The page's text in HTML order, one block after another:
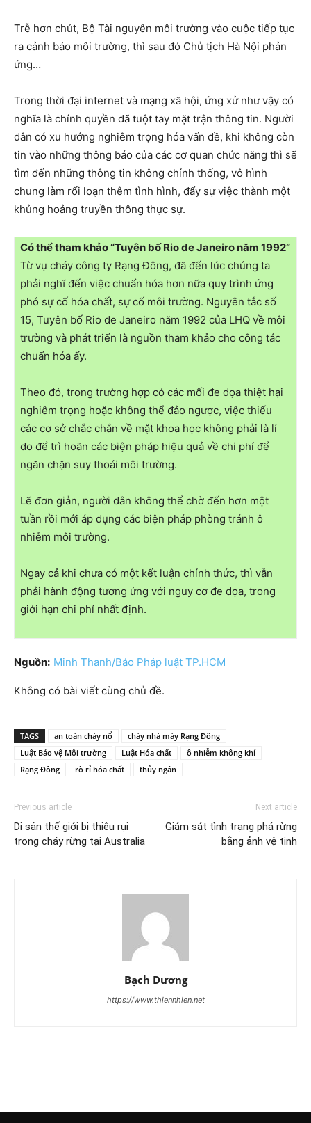
Trễ hơn chút, Bộ Tài nguyên môi trường vào cuộc tiếp tục
ra cảnh báo môi trường, thì sau đó Chủ tịch Hà Nội phản
ứng…
Trong thời đại internet và mạng xã hội, ứng xử như vậy có
nghĩa là chính quyền đã tuột tay mặt trận thông tin. Người
dân có xu hướng nghiêm trọng hóa vấn đề, khi không còn
tin vào những thông báo của các cơ quan chức năng thì sẽ
tìm đến những thông tin không chính thống, vô hình
chung làm rối loạn thêm tình hình, đẩy sự việc thành một
khủng hoảng truyền thông thực sự.
Có thể tham khảo “Tuyên bố Rio de Janeiro năm 1992”
Từ vụ cháy công ty Rạng Đông, đã đến lúc chúng ta
phải nghĩ đến việc chuẩn hóa hơn nữa quy trình ứng
phó sự cố hóa chất, sự cố môi trường. Nguyên tắc số
15, Tuyên bố Rio de Janeiro năm 1992 của LHQ về môi
trường và phát triển là nguồn tham khảo cho công tác
chuẩn hóa ấy.
Theo đó, trong trường hợp có các mối đe dọa thiệt hại
nghiêm trọng hoặc không thể đảo ngược, việc thiếu
các cơ sở chắc chắn về mặt khoa học không phải là lí
do để trì hoãn các biện pháp hiệu quả về chi phí để
ngăn chặn suy thoái môi trường.
Lẽ đơn giản, người dân không thể chờ đến hơn một
tuần rồi mới áp dụng các biện pháp phòng tránh ô
nhiễm môi trường.
Ngay cả khi chưa có một kết luận chính thức, thì vẫn
phải hành động tương ứng với nguy cơ đe dọa, trong
giới hạn chi phí nhất định.
Nguồn: Minh Thanh/Báo Pháp luật TP.HCM
Không có bài viết cùng chủ đề.
TAGS an toàn cháy nổ
cháy nhà máy Rạng Đông
Luật Bảo vệ Môi trường
Luật Hóa chất
ô nhiễm không khí
Rạng Đông
rò rỉ hóa chất thủy ngân
Previous article
Di sản thế giới bị thiêu rụi
trong cháy rừng tại Australia
Next article
Giám sát tình trạng phá rừng
bằng ảnh vệ tinh
Bạch Dương
https://www.thiennhien.net